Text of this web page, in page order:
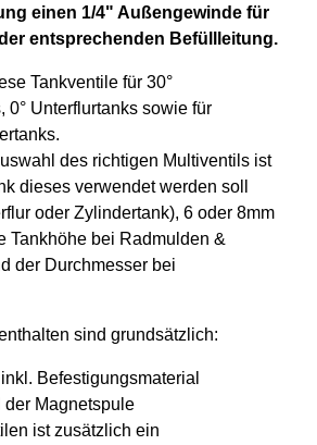
einen 1/4" Außengewinde für
entsprechenden Befüllleitung.
Tankventile für 30°
0° Unterflurtanks sowie für
des richtigen Multiventils ist
dieses verwendet werden soll
oder Zylindertank), 6 oder 8mm
Tankhöhe bei Radmulden &
der Durchmesser bei
sind grundsätzlich:
Befestigungsmaterial
Magnetspule
ist zusätzlich ein